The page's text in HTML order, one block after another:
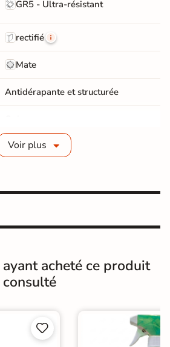
GR5 - Ultra-résistant
rectifié
Mate
Antidérapante et structurée
Pièce
Espagne
Voir plus
acheté ce produit

